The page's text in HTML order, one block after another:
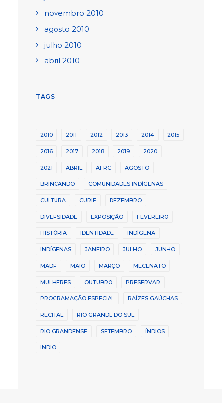
novembro 2010
agosto 2010
julho 2010
abril 2010
TAGS
2010 2011 2012 2013 2014 2015
2016 2017 2018 2019 2020
2021 ABRIL AFRO AGOSTO
BRINCANDO COMUNIDADES INDÍGENAS
CULTURA CURIE DEZEMBRO
DIVERSIDADE EXPOSIÇÃO FEVEREIRO
HISTÓRIA IDENTIDADE INDÍGENA
INDÍGENAS JANEIRO JULHO JUNHO
MADP MAIO MARÇO MECENATO
MULHERES OUTUBRO PRESERVAR
PROGRAMAÇÃO ESPECIAL RAÍZES GAÚCHAS
RECITAL RIO GRANDE DO SUL
RIO GRANDENSE SETEMBRO ÍNDIOS
ÍNDIO